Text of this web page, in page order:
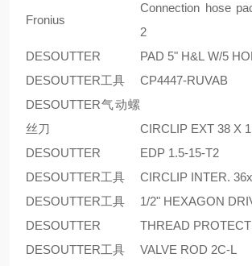
Fronius
Connection hose
2
DESOUTTER
PAD 5" H&L W/5
DESOUTTER工具
CP4447-RUVAB
DESOUTTER气动螺
丝刀
CIRCLIP EXT 38 X
DESOUTTER
EDP 1.5-15-T2
DESOUTTER工具
CIRCLIP INTER.
DESOUTTER工具
1/2" HEXAGON
DESOUTTER
THREAD
DESOUTTER工具
VALVE ROD 2C-L